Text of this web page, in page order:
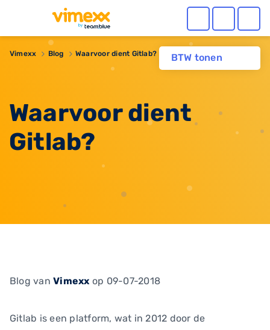
BTW tonen
Vimexx Blog Waarvoor dient Gitlab?
Waarvoor dient
Gitlab?
Blog vanVimexx op 09-07-2018
Gitlab is een platform, wat in 2012 door de